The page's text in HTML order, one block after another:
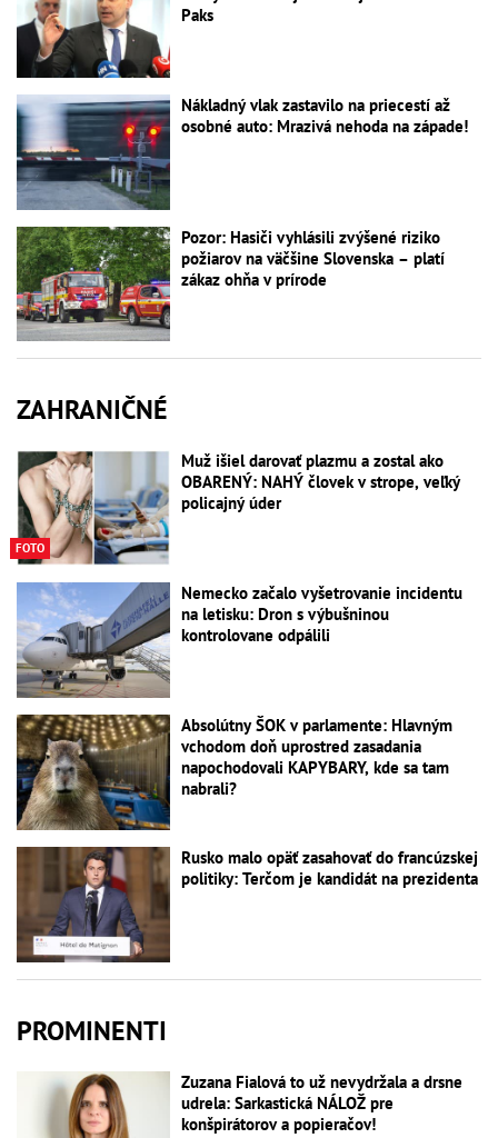
Paks
Nákladný vlak zastavilo na priecestí až
osobné auto: Mrazivá nehoda na západe!
Pozor: Hasiči vyhlásili zvýšené riziko
požiarov na väčšine Slovenska – platí
zákaz ohňa v prírode
ZAHRANIČNÉ
FOTO
Muž išiel darovať plazmu a zostal ako
OBARENÝ: NAHÝ človek v strope, veľký
policajný úder
Nemecko začalo vyšetrovanie incidentu
na letisku: Dron s výbušninou
kontrolovane odpálili
Absolútny ŠOK v parlamente: Hlavným
vchodom doň uprostred zasadania
napochodovali KAPYBARY, kde sa tam
nabrali?
Rusko malo opäť zasahovať do francúzskej
politiky: Terčom je kandidát na prezidenta
PROMINENTI
Zuzana Fialová to už nevydržala a drsne
udrela: Sarkastická NÁLOŽ pre
konšpirátorov a popieračov!